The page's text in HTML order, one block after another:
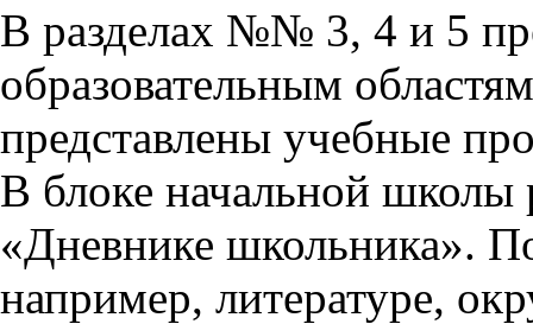
В разделах №№ 3, 4 и 5
образовательным
представлены учебные
В блоке начальной школы
«Дневнике школьника».
например, литературе,